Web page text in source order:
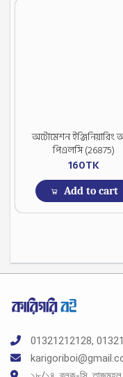
অটোমেশন ইঞ্জিনিয়ারিং
পিএলসি (26875)
160TK
Add to cart
01321212128,